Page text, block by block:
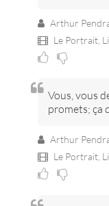
Arthur
Le Portrait,
Vous, vous
promets; ça
Arthur
Le Portrait,